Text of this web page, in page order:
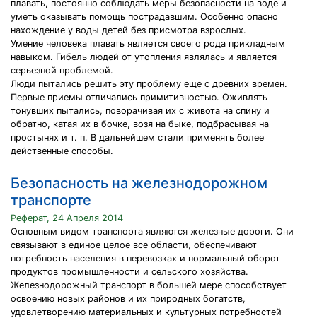
плавать, постоянно соблюдать меры безопасности на воде и
уметь оказывать помощь пострадавшим. Особенно опасно
нахождение у воды детей без присмотра взрослых.
Умение человека плавать является своего рода прикладным
навыком. Гибель людей от утопления являлась и является
серьезной проблемой.
Люди пытались решить эту проблему еще с древних времен.
Первые приемы отличались примитивностью. Оживлять
тонувших пытались, поворачивая их с живота на спину и
обратно, катая их в бочке, возя на быке, подбрасывая на
простынях и т. п. В дальнейшем стали применять более
действенные способы.
Безопасность на железнодорожном
транспорте
Реферат, 24 Апреля 2014
Основным видом транспорта являются железные дороги. Они
связывают в единое целое все области, обеспечивают
потребность населения в перевозках и нормальный оборот
продуктов промышленности и сельского хозяйства.
Железнодорожный транспорт в большей мере способствует
освоению новых районов и их природных богатств,
удовлетворению материальных и культурных потребностей